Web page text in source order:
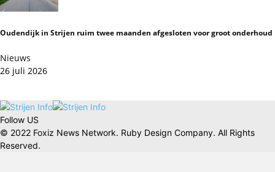
Oudendijk in Strijen ruim twee maanden afgesloten voor groot onderhoud
Nieuws
26 juli 2026
Follow US
© 2022 Foxiz News Network. Ruby Design Company. All Rights
Reserved.